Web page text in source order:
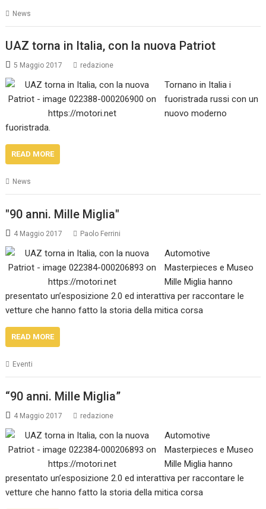
News
UAZ torna in Italia, con la nuova Patriot
5 Maggio 2017 redazione
Tornano in Italia i
fuoristrada russi con un
nuovo moderno
fuoristrada.
READ MORE
News
"90 anni. Mille Miglia"
4 Maggio 2017 Paolo Ferrini
Automotive
Masterpieces e Museo
Mille Miglia hanno
presentato un’esposizione 2.0 ed interattiva per raccontare le
vetture che hanno fatto la storia della mitica corsa
READ MORE
Eventi
“90 anni. Mille Miglia”
4 Maggio 2017 redazione
Automotive
Masterpieces e Museo
Mille Miglia hanno
presentato un’esposizione 2.0 ed interattiva per raccontare le
vetture che hanno fatto la storia della mitica corsa